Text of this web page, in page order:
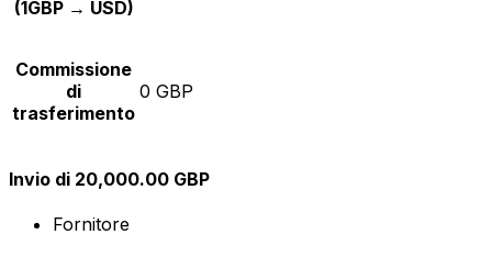
(1GBP → USD)
Commissione
di
trasferimento
0 GBP
Invio di 20,000.00 GBP
Fornitore